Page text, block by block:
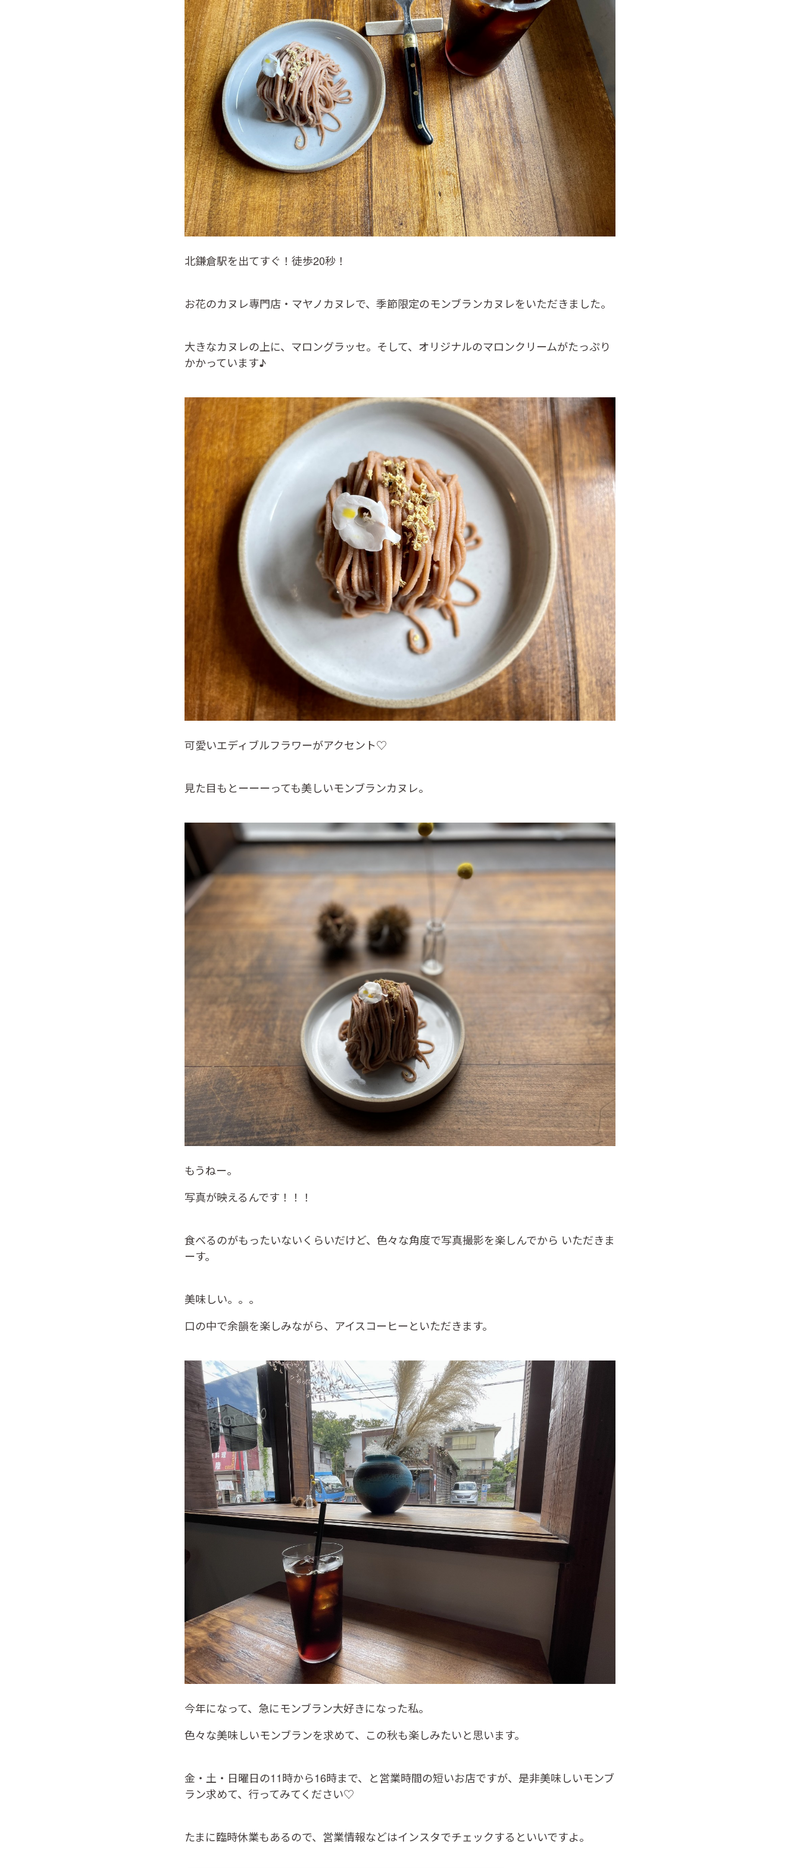
北鎌倉駅を出てすぐ！徒歩20秒！
お花のカヌレ専門店・マヤノカヌレで、季節限定のモンブランカヌレをいただきました。
大きなカヌレの上に、マロングラッセ。そして、オリジナルのマロンクリームがたっぷり
かかっています♪
可愛いエディブルフラワーがアクセント♡
見た目もとーーーっても美しいモンブランカヌレ。
もうねー。
写真が映えるんです！！！
食べるのがもったいないくらいだけど、色々な角度で写真撮影を楽しんでから いただきま
ーす。
美味しい。。。
口の中で余韻を楽しみながら、アイスコーヒーといただきます。
今年になって、急にモンブラン大好きになった私。
色々な美味しいモンブランを求めて、この秋も楽しみたいと思います。
金・土・日曜日の11時から16時まで、と営業時間の短いお店ですが、是非美味しいモンブ
ラン求めて、行ってみてください♡
たまに臨時休業もあるので、営業情報などはインスタでチェックするといいですよ。